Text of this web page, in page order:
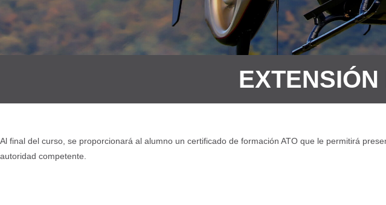
EXTENSIÓN
Al final del curso, se proporcionará al alumno un certificado de formación ATO que le permitirá
autoridad competente.